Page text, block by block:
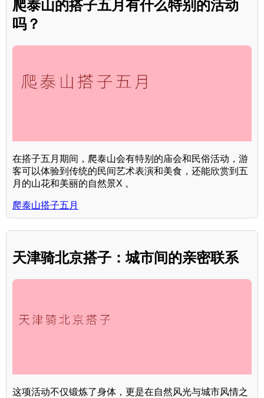
爬泰山的搭子五月有什么特别的活动
吗？
在搭子五月期间，爬泰山会有特别的庙会和民俗活动，游
客可以体验到传统的民间艺术表演和美食，还能欣赏到五
月的山花和美丽的自然景X 。
爬泰山搭子五月
天津骑北京搭子：城市间的亲密联系
这项活动不仅锻炼了身体，更是在自然风光与城市风情之